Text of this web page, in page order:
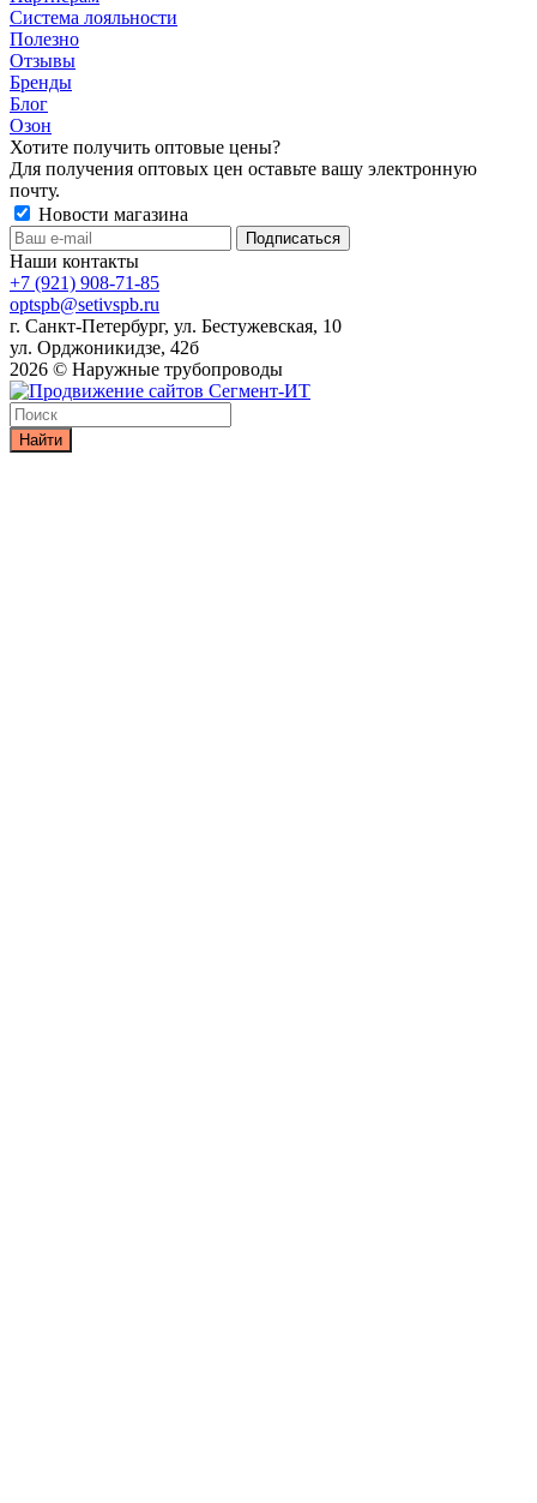
Система лояльности
Полезно
Отзывы
Бренды
Блог
Озон
Хотите получить оптовые цены?
Для получения оптовых цен оставьте вашу электронную
почту.
Новости магазина
Наши контакты
+7 (921) 908-71-85
optspb@setivspb.ru
г. Санкт-Петербург, ул. Бестужевская, 10
ул. Орджоникидзе, 42б
2026 © Наружные трубопроводы
Найти